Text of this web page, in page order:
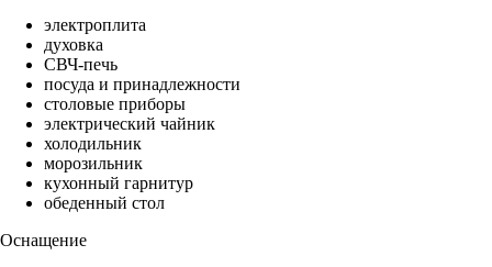
электроплита
духовка
СВЧ-печь
посуда и принадлежности
столовые приборы
электрический чайник
холодильник
морозильник
кухонный гарнитур
обеденный стол
Оснащение